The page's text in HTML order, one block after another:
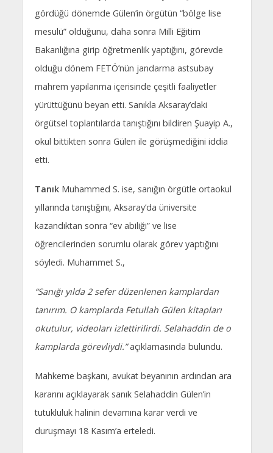
gördüğü dönemde Gülen’in örgütün “bölge lise
mesulü” olduğunu, daha sonra Milli Eğitim
Bakanlığına girip öğretmenlik yaptığını, görevde
olduğu dönem FETÖ’nün jandarma astsubay
mahrem yapılanma içerisinde çeşitli faaliyetler
yürüttüğünü beyan etti. Sanıkla Aksaray’daki
örgütsel toplantılarda tanıştığını bildiren Şuayip A.,
okul bittikten sonra Gülen ile görüşmediğini iddia
etti.
TanıkMuhammed S. ise, sanığın örgütle ortaokul
yıllarında tanıştığını, Aksaray’da üniversite
kazandıktan sonra “ev abiliği” ve lise
öğrencilerinden sorumlu olarak görev yaptığını
söyledi. Muhammet S.,
“Sanığı yılda 2 sefer düzenlenen kamplardan
tanırım. O kamplarda Fetullah Gülen kitapları
okutulur, videoları izlettirilirdi. Selahaddin de o
kamplarda görevliydi.”açıklamasında bulundu.
Mahkeme başkanı, avukat beyanının ardından ara
kararını açıklayarak sanık Selahaddin Gülen’in
tutukluluk halinin devamına karar verdi ve
duruşmayı 18 Kasım’a erteledi.